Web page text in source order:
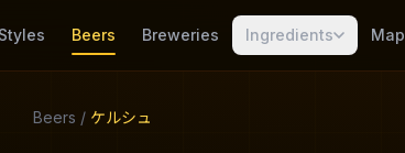
Styles Beers Breweries Ingredients Map
Beers / ケルシュ